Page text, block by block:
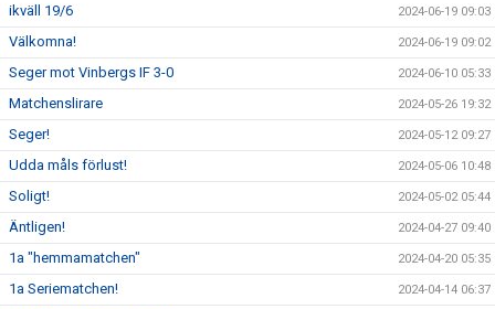
ikväll 19/6 2024-06-19 09:03
Välkomna! 2024-06-19 09:02
Seger mot Vinbergs IF 3-0 2024-06-10 05:33
Matchenslirare 2024-05-26 19:32
Seger! 2024-05-12 09:27
Udda måls förlust! 2024-05-06 10:48
Soligt! 2024-05-02 05:44
Äntligen! 2024-04-27 09:40
1a "hemmamatchen" 2024-04-20 05:35
1a Seriematchen! 2024-04-14 06:37